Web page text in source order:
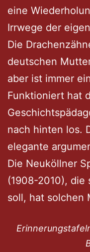
eine
Irrwege der
Die
deutschen
aber ist immer
Funktioniert hat
nach hinten los.
elegante
Die Neuköllner
(1908-2010), die
soll, hat solchen